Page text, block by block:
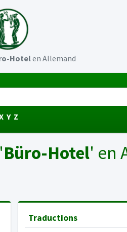
Hotelen Allemand
Y Z
Büro-Hotel' en
Traductions